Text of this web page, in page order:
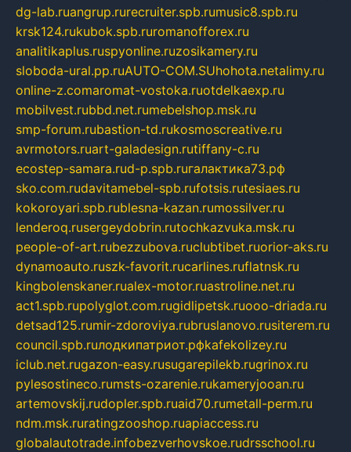
dg-lab.ruangrup.rurecruiter.spb.rumusic8.spb.ru
krsk124.rukubok.spb.ruromanofforex.ru
analitikaplus.ruspyonline.ruzosikamery.ru
sloboda-ural.pp.ruAUTO-COM.SUhohota.netalimy.ru
online-z.comaromat-vostoka.ruotdelkaexp.ru
mobilvest.rubbd.net.rumebelshop.msk.ru
smp-forum.rubastion-td.rukosmoscreative.ru
avrmotors.ruart-galadesign.rutiffany-c.ru
ecostep-samara.rud-p.spb.ruгалактика73.рф
sko.com.rudavitamebel-spb.rufotsis.rutesiaes.ru
kokoroyari.spb.rublesna-kazan.rumossilver.ru
lenderoq.rusergeydobrin.rutochkazvuka.msk.ru
people-of-art.rubezzubova.ruclubtibet.ruorior-aks.ru
dynamoauto.ruszk-favorit.rucarlines.ruflatnsk.ru
kingbolenskaner.rualex-motor.ruastroline.net.ru
act1.spb.rupolyglot.com.rugidlipetsk.ruooo-driada.ru
detsad125.rumir-zdoroviya.rubruslanovo.rusiterem.ru
council.spb.ruлодкипатриот.рфkafekolizey.ru
iclub.net.rugazon-easy.rusugarepilekb.rugrinox.ru
pylesostineco.rumsts-ozarenie.rukameryjooan.ru
artemovskij.rudopler.spb.ruaid70.rumetall-perm.ru
ndm.msk.ruratingzooshop.ruapiaccess.ru
globalautotrade.infobezverhovskoe.rudrsschool.ru